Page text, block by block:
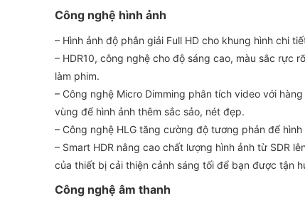
Công nghệ hình ảnh
– Hình ảnh độ phân giải Full HD cho khung hình chi
– HDR10, công nghệ cho độ sáng cao, màu sắc rực
làm phim.
– Công nghệ Micro Dimming phân tích video với
vùng để hình ảnh thêm sắc sảo, nét đẹp.
– Công nghệ HLG tăng cường độ tương phản để
– Smart HDR nâng cao chất lượng hình ảnh từ SDR
của thiết bị cải thiện cảnh sáng tối để bạn được tận
Công nghệ âm thanh